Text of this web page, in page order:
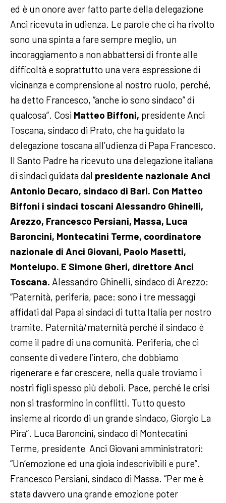
ed è un onore aver fatto parte della delegazione
Anci ricevuta in udienza. Le parole che ci ha rivolto
sono una spinta a fare sempre meglio, un
incoraggiamento a non abbattersi di fronte alle
difficoltà e soprattutto una vera espressione di
vicinanza e comprensione al nostro ruolo, perché,
ha detto Francesco, “anche io sono sindaco” di
qualcosa”. Così Matteo Biffoni, presidente Anci
Toscana, sindaco di Prato, che ha guidato la
delegazione toscana all’udienza di Papa Francesco.
Il Santo Padre ha ricevuto una delegazione italiana
di sindaci guidata dal presidente nazionale Anci
Antonio Decaro, sindaco di Bari. Con Matteo
Biffoni i sindaci toscani Alessandro Ghinelli,
Arezzo, Francesco Persiani, Massa, Luca
Baroncini, Montecatini Terme, coordinatore
nazionale di Anci Giovani, Paolo Masetti,
Montelupo. E Simone Gheri, direttore Anci
Toscana. Alessandro Ghinelli, sindaco di Arezzo:
“Paternità, periferia, pace: sono i tre messaggi
affidati dal Papa ai sindaci di tutta Italia per nostro
tramite. Paternità/maternità perché il sindaco è
come il padre di una comunità. Periferia, che ci
consente di vedere l’intero, che dobbiamo
rigenerare e far crescere, nella quale troviamo i
nostri figli spesso più deboli. Pace, perché le crisi
non si trasformino in conflitti. Tutto questo
insieme al ricordo di un grande sindaco, Giorgio La
Pira”. Luca Baroncini, sindaco di Montecatini
Terme, presidente Anci Giovani amministratori:
“Un’emozione ed una gioia indescrivibili e pure”.
Francesco Persiani, sindaco di Massa. “Per me è
stata davvero una grande emozione poter